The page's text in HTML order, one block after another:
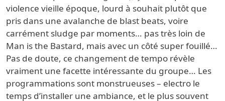
violence vieille époque, lourd à souhait plutôt que
pris dans une avalanche de blast beats, voire
carrément sludge par moments… pas très loin de
Man is the Bastard, mais avec un côté super fouillé…
Pas de doute, ce changement de tempo révèle
vraiment une facette intéressante du groupe… Les
programmations sont monstrueuses – electro le
temps d’installer une ambiance, et le plus souvent